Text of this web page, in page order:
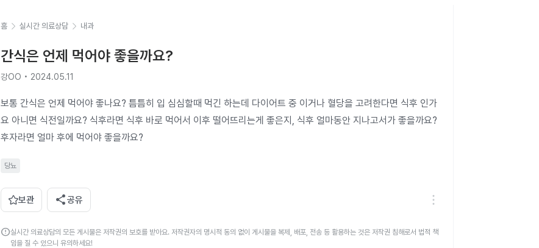
홈 실시간 의료상담 내과
간식은 언제 먹어야 좋을까요?
강OO • 2024.05.11
보통 간식은 언제 먹어야 좋나요? 틈틈히 입 심심할때 먹긴 하는데 다이어트 중 이거나 혈당을 고려한다면 식후 인가
요 아니면 식전일까요? 식후라면 식후 바로 먹어서 이후 떨어뜨리는게 좋은지, 식후 얼마동안 지나고서가 좋을까요?
후자라면 얼마 후에 먹어야 좋을까요?
당뇨
보관 share공유
error실시간 의료상담의 모든 게시물은 저작권의 보호를 받아요. 저작권자의 명시적 동의 없이 게시물을 복제, 배포, 전송 등 활용하는 것은 저작권 침해로서 법적 책
임을 질 수 있으니 유의하세요!